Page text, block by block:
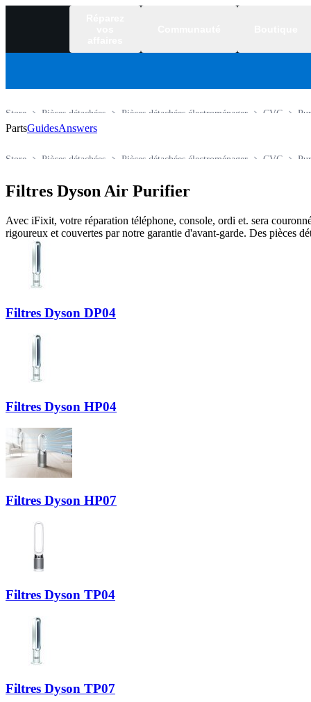
CVC
Pièces détachées électroménager
Pièces détachées
Store
PartsGuidesAnswers
CVC
Pièces détachées électroménager
Pièces détachées
Store
Filtres Dyson Air Purifier
Avec iFixit, votre réparation téléphone, console, ordi et. sera
rigoureux et couvertes par notre garantie d'avant-garde. Des pièces
Filtres Dyson DP04
Filtres Dyson HP04
Filtres Dyson HP07
Filtres Dyson TP04
Filtres Dyson TP07